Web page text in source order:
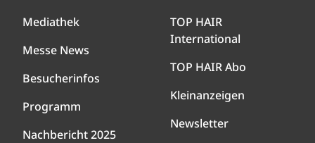
Mediathek
Messe News
Besucherinfos
Programm
Nachbericht 2025
TOP HAIR
International
TOP HAIR Abo
Kleinanzeigen
Newsletter